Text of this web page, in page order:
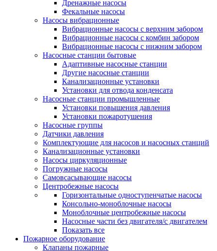
Дренажные насосы
Фекальные насосы
Насосы вибрационные
Вибрационные насосы с верхним забором
Вибрационные насосы с комбин забором
Вибрационные насосы с нижним забором
Насосные станции бытовые
Адаптивные насосные станции
Другие насосные станции
Канализационные установки
Установки для отвода конденсата
Насосные станции промышленные
Установки повышения давления
Установки пожаротушения
Насосные группы
Датчики давления
Комплектующие для насосов и насосных станций
Канализационные установки
Насосы циркуляционные
Погружные насосы
Самовсасывающие насосы
Центробежные насосы
Горизонтальные одноступенчатые насосы
Консольно-моноблочные насосы
Моноблочные центробежные насосы
Насосные части без двигателя/с двигателем
Показать все
Пожарное оборудование
Клапаны пожарные